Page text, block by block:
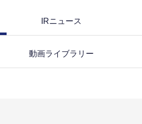
IRニュース
動画ライブラリー